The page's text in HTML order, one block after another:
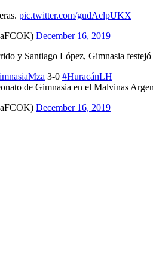
pic.twitter.com/gudAclpUKX
December 16, 2019
y Santiago López, Gimnasia
3-0 #HuracánLH
de Gimnasia en el Malvinas
December 16, 2019